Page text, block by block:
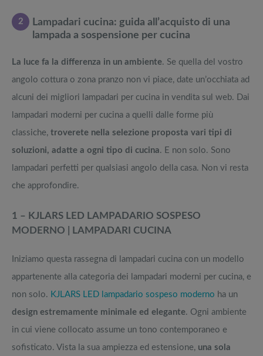
2
Lampadari cucina: guida all’acquisto di una
lampada a sospensione per cucina
La luce fa la differenza in un ambiente. Se quella del vostro
angolo cottura o zona pranzo non vi piace, date un’occhiata ad
alcuni dei migliori lampadari per cucina in vendita sul web. Dai
lampadari moderni per cucina a quelli dalle forme più
classiche, troverete nella selezione proposta vari tipi di
soluzioni, adatte a ogni tipo di cucina. E non solo. Sono
lampadari perfetti per qualsiasi angolo della casa. Non vi resta
che approfondire.
1 – KJLARS LED LAMPADARIO SOSPESO
MODERNO | LAMPADARI CUCINA
Iniziamo questa rassegna di lampadari cucina con un modello
appartenente alla categoria dei lampadari moderni per cucina, e
non solo. KJLARS LED lampadario sospeso moderno ha un
design estremamente minimale ed elegante. Ogni ambiente
in cui viene collocato assume un tono contemporaneo e
sofisticato. Vista la sua ampiezza ed estensione, una sola